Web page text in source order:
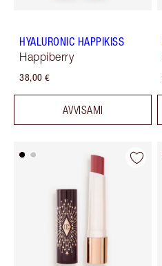
HYALURONIC HAPPIKISS
Happiberry
38,00 €
AVVISAMI